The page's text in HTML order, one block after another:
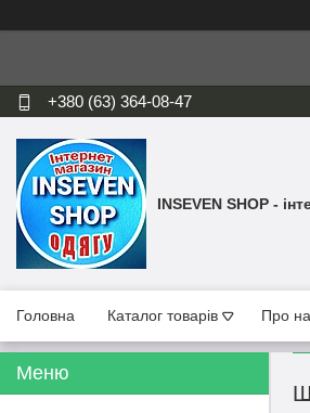
+380 (63) 364-08-47
INSEVEN SHOP -
Головна Каталог товарів Про